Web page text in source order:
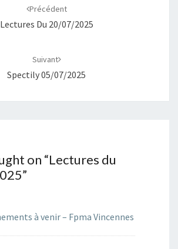
Précédent
Lectures Du 20/07/2025
Suivant
Spectily 05/07/2025
on “Lectures du
”
à venir – Fpma Vincennes